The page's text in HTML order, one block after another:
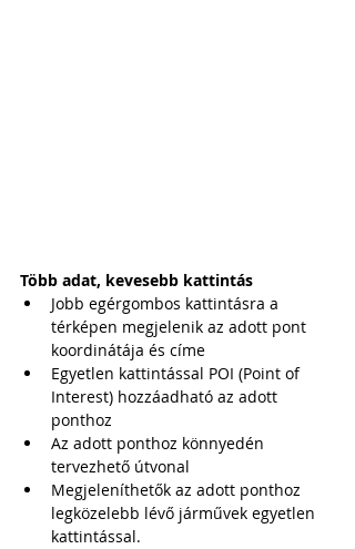
Több adat, kevesebb kattintás
Jobb egérgombos kattintásra a
térképen megjelenik az adott pont
koordinátája és címe
Egyetlen kattintással POI (Point of
Interest) hozzáadható az adott
ponthoz
Az adott ponthoz könnyedén
tervezhető útvonal
Megjeleníthetők az adott ponthoz
legközelebb lévő járművek egyetlen
kattintással.